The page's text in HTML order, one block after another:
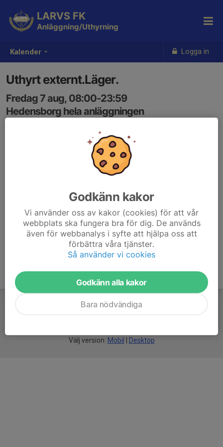
Kalender Logga in
LARVS FK
Anläggning/Uthyrning
Uthyrt externt.Läger.
Fredag 7 aug, 08:00-23:59
Hedensborg hela anläggningen
Välj version: Mobil Desktop
Godkänn kakor
Vi använder oss av kakor (cookies) för att vår
webbplats ska fungera bra för dig. De används
även för webbanalys i syfte att hjälpa oss att
förbättra våra tjänster.
Så använder vi cookies
Godkänn alla kakor
Bara nödvändiga